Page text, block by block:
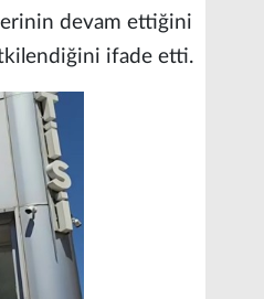
devam ettiğini
ifade etti.